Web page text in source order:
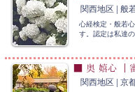
関西地区 | 般
心経検定・般若
す。認定は私達の
■ 奥 嬉心 ｜
関西地区 | 京